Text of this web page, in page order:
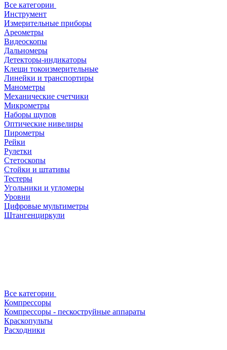
Все категории
Инструмент
Измерительные приборы
Ареометры
Видеоскопы
Дальномеры
Детекторы-индикаторы
Клещи токоизмерительные
Линейки и транспортиры
Манометры
Механические счетчики
Микрометры
Наборы щупов
Оптические нивелиры
Пирометры
Рейки
Рулетки
Стетоскопы
Стойки и штативы
Тестеры
Угольники и угломеры
Уровни
Цифровые мультиметры
Штангенциркули
Все категории
Компрессоры
Компрессоры - пескоструйные аппараты
Краскопульты
Расходники